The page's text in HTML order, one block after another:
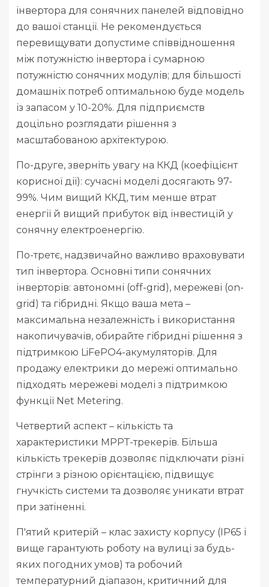
інвертора для сонячних панелей відповідно
до вашої станції. Не рекомендується
перевищувати допустиме співвідношення
між потужністю інвертора і сумарною
потужністю сонячних модулів; для більшості
домашніх потреб оптимальною буде модель
із запасом у 10-20%. Для підприємств
доцільно розглядати рішення з
масштабованою архітектурою.
По-друге, зверніть увагу на ККД (коефіцієнт
корисної дії): сучасні моделі досягають 97-
99%. Чим вищий ККД, тим менше втрат
енергії й вищий прибуток від інвестицій у
сонячну електроенергію.
По-третє, надзвичайно важливо враховувати
тип інвертора. Основні типи сонячних
інверторів: автономні (off-grid), мережеві (on-
grid) та гібридні. Якщо ваша мета –
максимальна незалежність і використання
накопичувачів, обирайте гібридні рішення з
підтримкою LiFePO4-акумуляторів. Для
продажу електрики до мережі оптимально
підходять мережеві моделі з підтримкою
функції Net Metering.
Четвертий аспект – кількість та
характеристики MPPT-трекерів. Більша
кількість трекерів дозволяє підключати різні
стрінги з різною орієнтацією, підвищує
гнучкість системи та дозволяє уникати втрат
при затіненні.
П'ятий критерій – клас захисту корпусу (IP65 і
вище гарантують роботу на вулиці за будь-
яких погодних умов) та робочий
температурний діапазон, критичний для